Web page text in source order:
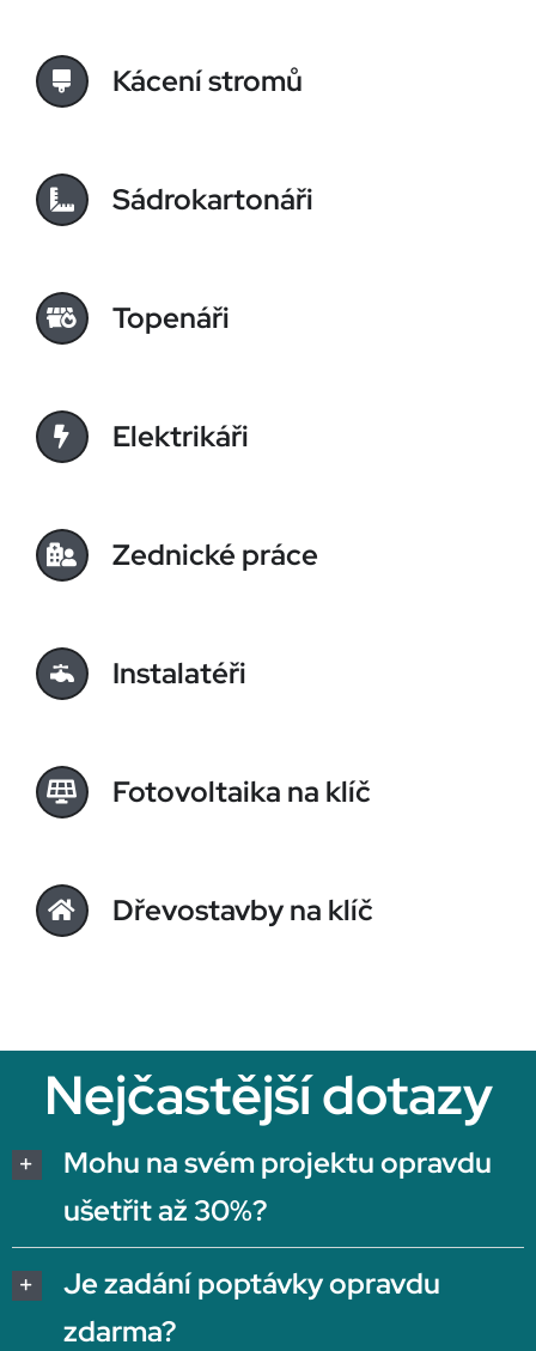
Kácení stromů
Sádrokartonáři
Topenáři
Elektrikáři
Zednické práce
Instalatéři
Fotovoltaika na klíč
Dřevostavby na klíč
Nejčastější dotazy
Mohu na svém projektu opravdu
ušetřit až 30%?
Je zadání poptávky opravdu
zdarma?